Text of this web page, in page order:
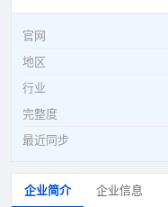
官网
地区
行业
完整度
最近同步
企业简介 企业信息